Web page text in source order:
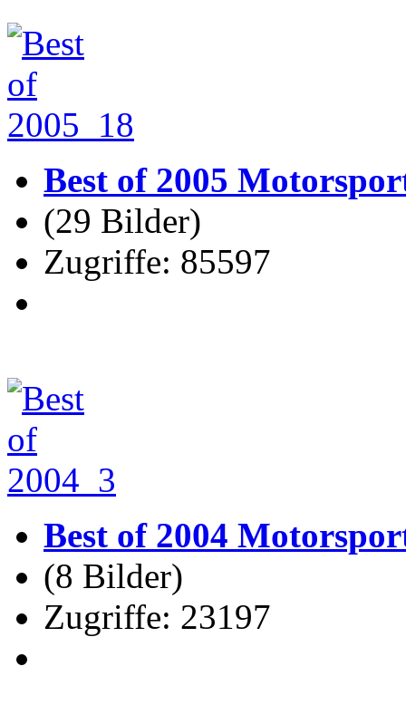
Best of 2005
(29 Bilder)
Zugriffe: 85597
Best of 2004
(8 Bilder)
Zugriffe: 23197